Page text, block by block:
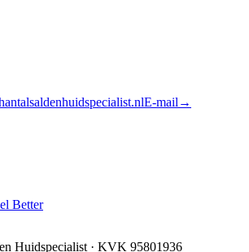
E-mail →
Better
Huidspecialist · KVK 95801936